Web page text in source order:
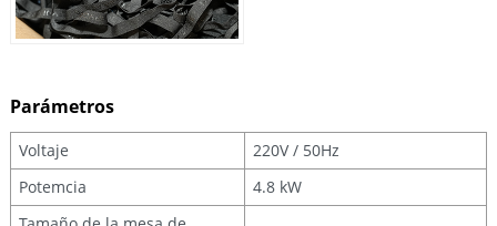
Parámetros
Voltaje
220V / 50Hz
Potemcia
4.8 kW